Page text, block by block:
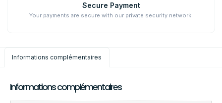
Secure Payment
Your payments are secure with our private security network.
Informations complémentaires
Informations complémentaires